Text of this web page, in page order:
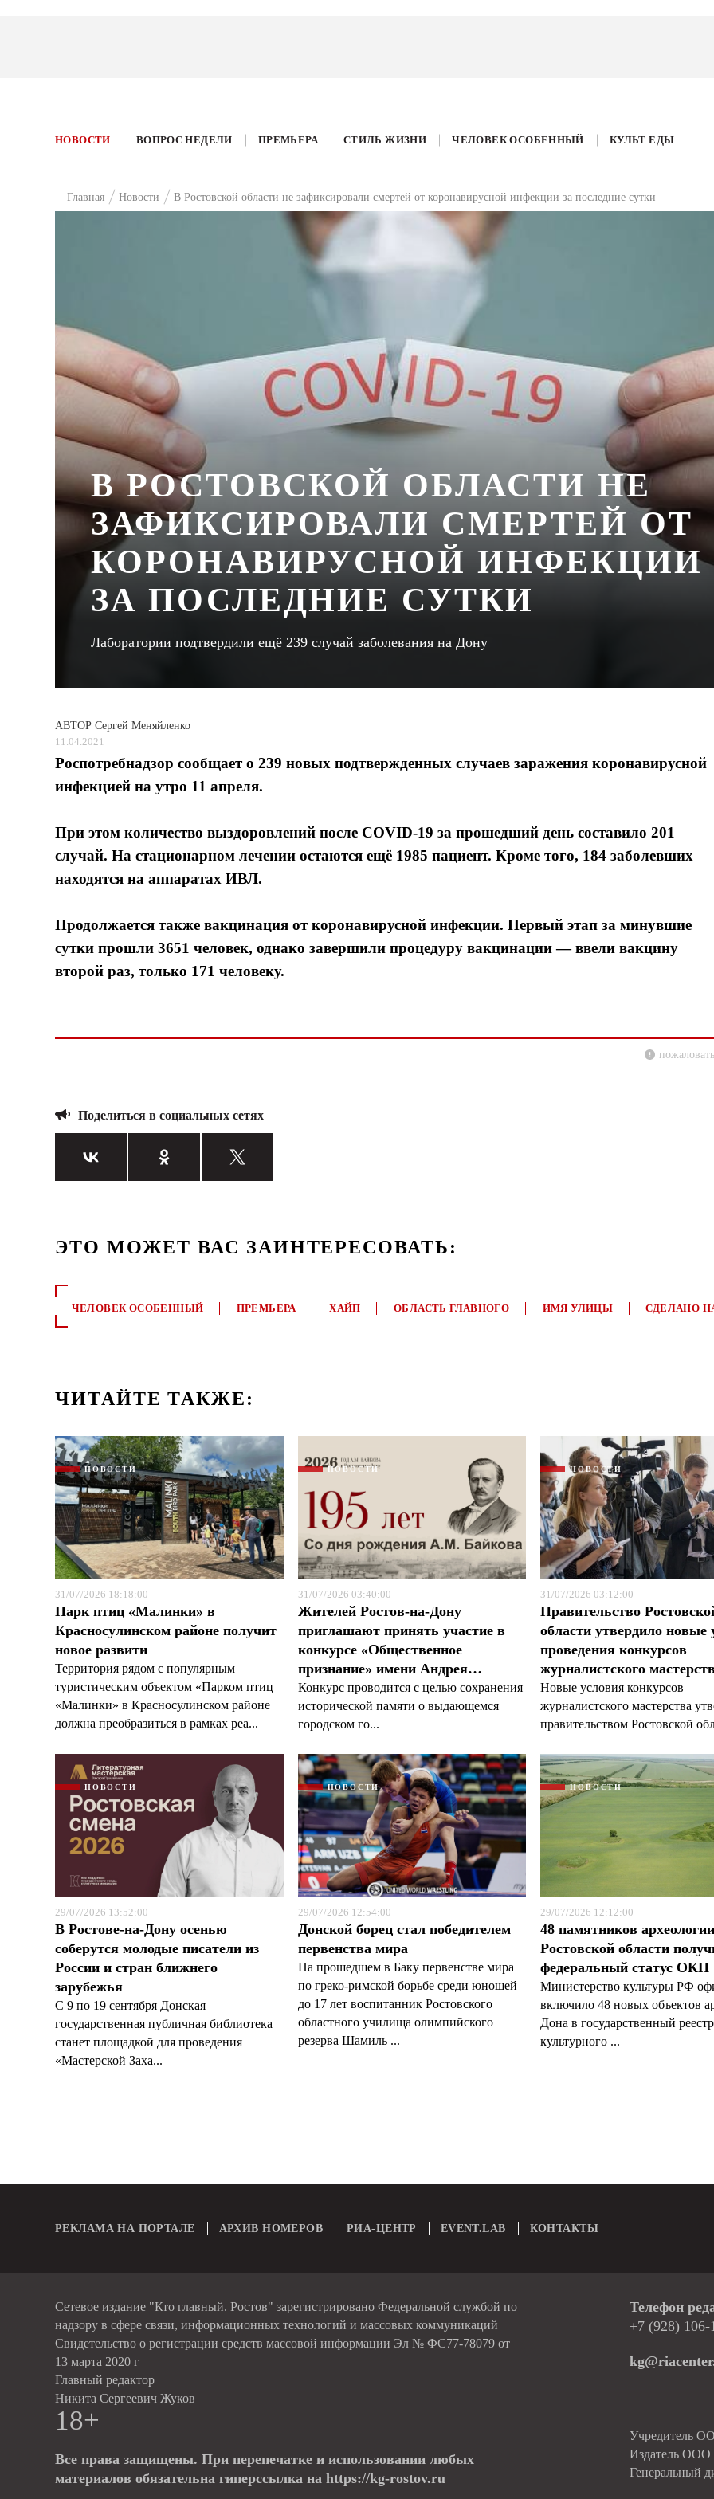
НОВОСТИ ВОПРОС НЕДЕЛИ ПРЕМЬЕРА СТИЛЬ ЖИЗНИ ЧЕЛОВЕК ОСОБЕННЫЙ КУЛЬТ ЕДЫ
Главная Новости В Ростовской области не зафиксировали смертей от коронавирусной инфекции за последние сутки
В РОСТОВСКОЙ ОБЛАСТИ НЕ
ЗАФИКСИРОВАЛИ СМЕРТЕЙ ОТ
КОРОНАВИРУСНОЙ ИНФЕКЦИИ
ЗА ПОСЛЕДНИЕ СУТКИ
Лаборатории подтвердили ещё 239 случай заболевания на Дону
АВТОР Сергей Меняйленко
11.04.2021
Роспотребнадзор сообщает о 239 новых подтвержденных случаев заражения коронавирусной
инфекцией на утро 11 апреля.
При этом количество выздоровлений после COVID-19 за прошедший день составило 201
случай. На стационарном лечении остаются ещё 1985 пациент. Кроме того, 184 заболевших
находятся на аппаратах ИВЛ.
Продолжается также вакцинация от коронавирусной инфекции. Первый этап за минувшие
сутки прошли 3651 человек, однако завершили процедуру вакцинации — ввели вакцину
второй раз, только 171 человеку.
Поделиться в социальных сетях
ЭТО МОЖЕТ ВАС ЗАИНТЕРЕСОВАТЬ:
ЧЕЛОВЕК ОСОБЕННЫЙ ПРЕМЬЕРА ХАЙП ОБЛАСТЬ ГЛАВНОГО ИМЯ УЛИЦЫ СДЕЛАНО
ЧИТАЙТЕ ТАКЖЕ:
НОВОСТИ
31/07/2026 18:18:00
Парк птиц «Малинки» в
Красносулинском районе получит
новое развити
Территория рядом с популярным
туристическим объектом «Парком птиц
«Малинки» в Красносулинском районе
должна преобразиться в рамках реа...
НОВОСТИ
31/07/2026 03:40:00
Жителей Ростов-на-Дону
приглашают принять участие в
конкурсе «Общественное
признание» имени Андрея…
Конкурс проводится с целью сохранения
исторической памяти о выдающемся
городском го...
НОВОСТИ
31/07/2026 03:12:00
Правительство
области утвердило новые
проведения конкурсов
журналистского
Новые условия конкурсов
журналистского мастерства
правительством Ростовской
НОВОСТИ
29/07/2026 13:52:00
В Ростове-на-Дону осенью
соберутся молодые писатели из
России и стран ближнего
зарубежья
С 9 по 19 сентября Донская
государственная публичная библиотека
станет площадкой для проведения
«Мастерской Заха...
НОВОСТИ
29/07/2026 12:54:00
Донской борец стал победителем
первенства мира
На прошедшем в Баку первенстве мира
по греко-римской борьбе среди юношей
до 17 лет воспитанник Ростовского
областного училища олимпийского
резерва Шамиль ...
НОВОСТИ
29/07/2026 12:12:00
48 памятников археологии
Ростовской области
федеральный статус ОКН
Министерство культуры РФ
включило 48 новых объектов
Дона в государственный
культурного ...
РЕКЛАМА НА ПОРТАЛЕ АРХИВ НОМЕРОВ РИА-ЦЕНТР EVENT.LAB КОНТАКТЫ
Сетевое издание "Кто главный. Ростов" зарегистрировано Федеральной службой по
надзору в сфере связи, информационных технологий и массовых коммуникаций
Свидетельство о регистрации средств массовой информации Эл № ФС77-78079 от
13 марта 2020 г
Главный редактор
Никита Сергеевич Жуков
18+
Все права защищены. При перепечатке и использовании любых
материалов обязательна гиперссылка на https://kg-rostov.ru
Телефон
+7 (928) 106-
Учредитель
Издатель
Генеральный